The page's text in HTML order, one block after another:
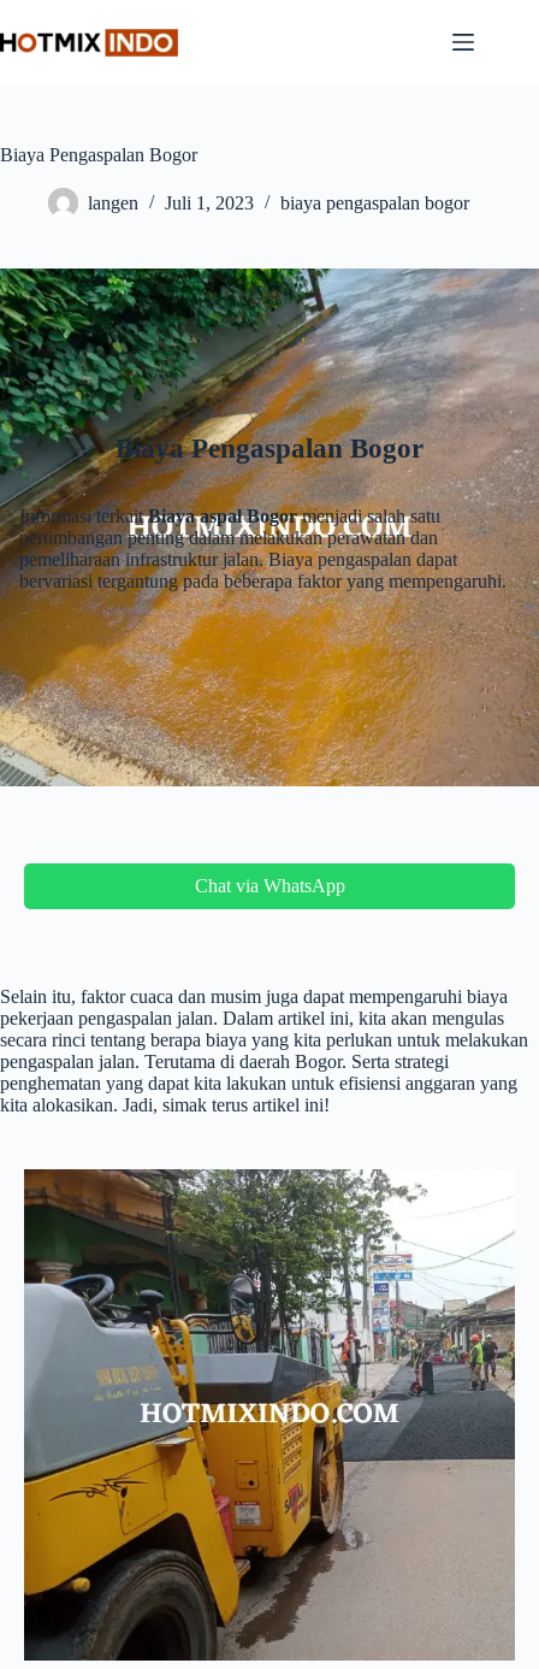
to
content
Biaya Pengaspalan Bogor
langen Juli 1, 2023 biaya pengaspalan bogor
Biaya Pengaspalan Bogor
Informasi terkaitBiaya aspal Bogormenjadi salah satu
pertimbangan penting dalam melakukan perawatan dan
pemeliharaan infrastruktur jalan. Biaya pengaspalan dapat
bervariasi tergantung pada beberapa faktor yang mempengaruhi.
Chat via WhatsApp
Selain itu, faktor cuaca dan musim juga dapat mempengaruhi biaya
pekerjaan pengaspalan jalan. Dalam artikel ini, kita akan mengulas
secara rinci tentang berapa biaya yang kita perlukan untuk melakukan
pengaspalan jalan. Terutama di daerah Bogor. Serta strategi
penghematan yang dapat kita lakukan untuk efisiensi anggaran yang
kita alokasikan. Jadi, simak terus artikel ini!